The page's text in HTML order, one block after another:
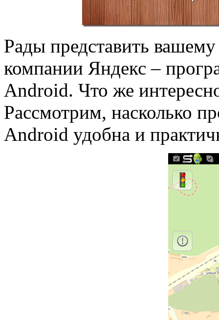
Рады представить
компании Яндекс –
Android. Что же
Рассмотрим, насколько
Android удобна и